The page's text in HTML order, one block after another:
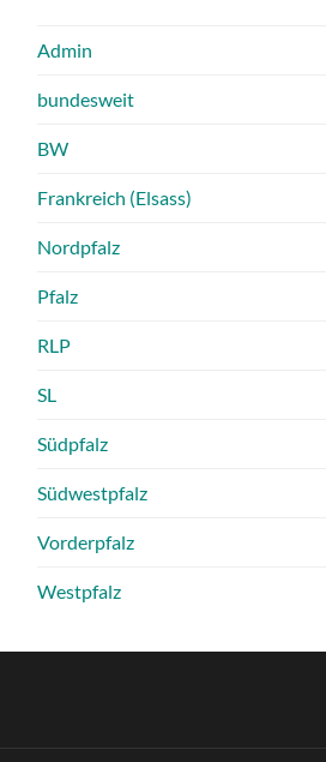
Admin
bundesweit
BW
Frankreich (Elsass)
Nordpfalz
Pfalz
RLP
SL
Südpfalz
Südwestpfalz
Vorderpfalz
Westpfalz